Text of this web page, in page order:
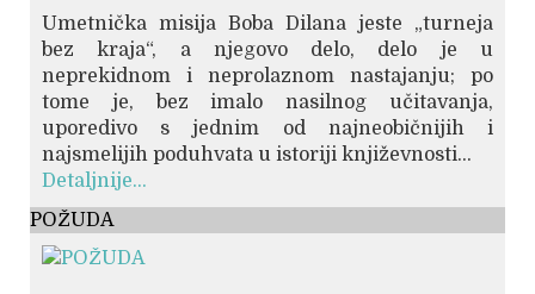
Umetnička misija Boba Dilana jeste „turneja
bez kraja“, a njegovo delo, delo je u
neprekidnom i neprolaznom nastajanju; po
tome je, bez imalo nasilnog učitavanja,
uporedivo s jednim od najneobičnijih i
najsmelijih poduhvata u istoriji književnosti...
Detaljnije...
POŽUDA